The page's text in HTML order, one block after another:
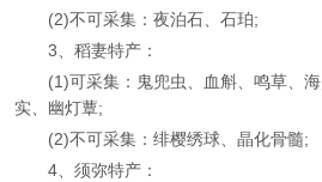
(2)不可采集：夜泊石、石珀;
3、稻妻特产：
(1)可采集：鬼兜虫、血斛、鸣草、海
实、幽灯蕈;
(2)不可采集：绯樱绣球、晶化骨髓;
4、须弥特产：